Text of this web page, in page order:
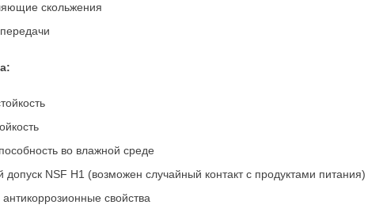
скольжения
во влажной среде
NSF H1 (возможен случайный контакт с продуктами питания)
свойства